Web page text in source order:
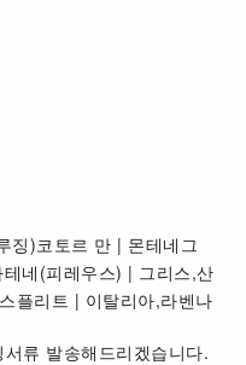
징)코토르 만 | 몬테네그
네(피레우스) | 그리스,산
플리트 | 이탈리아,라벤나
류 발송해드리겠습니다.